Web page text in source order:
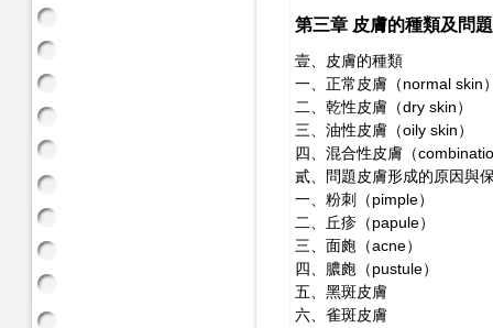
第三章 皮膚的種類及問
壹、皮膚的種類
一、正常皮膚（normal skin
二、乾性皮膚（dry skin）
三、油性皮膚（oily skin）
四、混合性皮膚（
貳、問題皮膚形成的原因與
一、粉刺（pimple）
二、丘疹（papule）
三、面皰（acne）
四、膿皰（pustule）
五、黑斑皮膚
六、雀斑皮膚